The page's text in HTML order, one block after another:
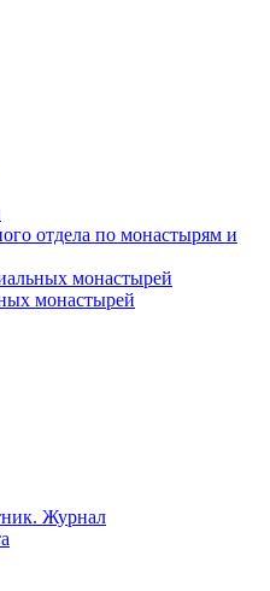
отдела по монастырям и
монастырей
монастырей
Журнал